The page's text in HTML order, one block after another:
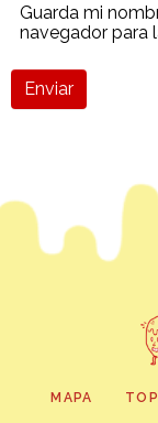
Guarda mi
navegador para
Enviar
MAPA